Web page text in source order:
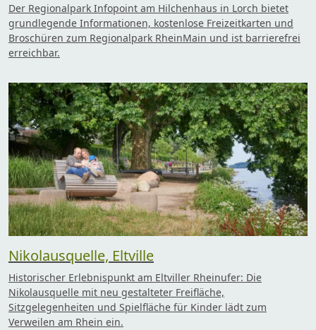
Der Regionalpark Infopoint am Hilchenhaus in Lorch bietet
grundlegende Informationen, kostenlose Freizeitkarten und
Broschüren zum Regionalpark RheinMain und ist barrierefrei
erreichbar.
Nikolausquelle, Eltville
Historischer Erlebnispunkt am Eltviller Rheinufer: Die
Nikolausquelle mit neu gestalteter Freifläche,
Sitzgelegenheiten und Spielfläche für Kinder lädt zum
Verweilen am Rhein ein.